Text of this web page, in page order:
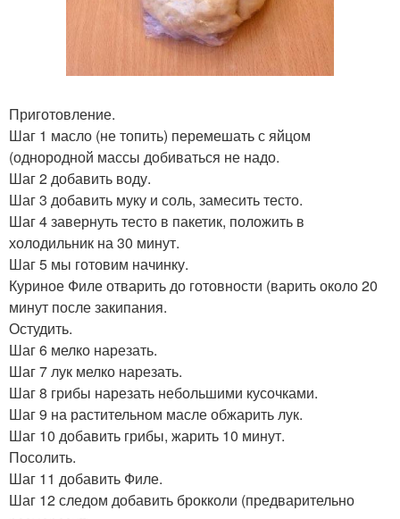
Приготовление.
Шаг 1 масло (не топить) перемешать с яйцом
(однородной массы добиваться не надо.
Шаг 2 добавить воду.
Шаг 3 добавить муку и соль, замесить тесто.
Шаг 4 завернуть тесто в пакетик, положить в
холодильник на 30 минут.
Шаг 5 мы готовим начинку.
Куриное Филе отварить до готовности (варить около 20
минут после закипания.
Остудить.
Шаг 6 мелко нарезать.
Шаг 7 лук мелко нарезать.
Шаг 8 грибы нарезать небольшими кусочками.
Шаг 9 на растительном масле обжарить лук.
Шаг 10 добавить грибы, жарить 10 минут.
Посолить.
Шаг 11 добавить Филе.
Шаг 12 следом добавить брокколи (предварительно